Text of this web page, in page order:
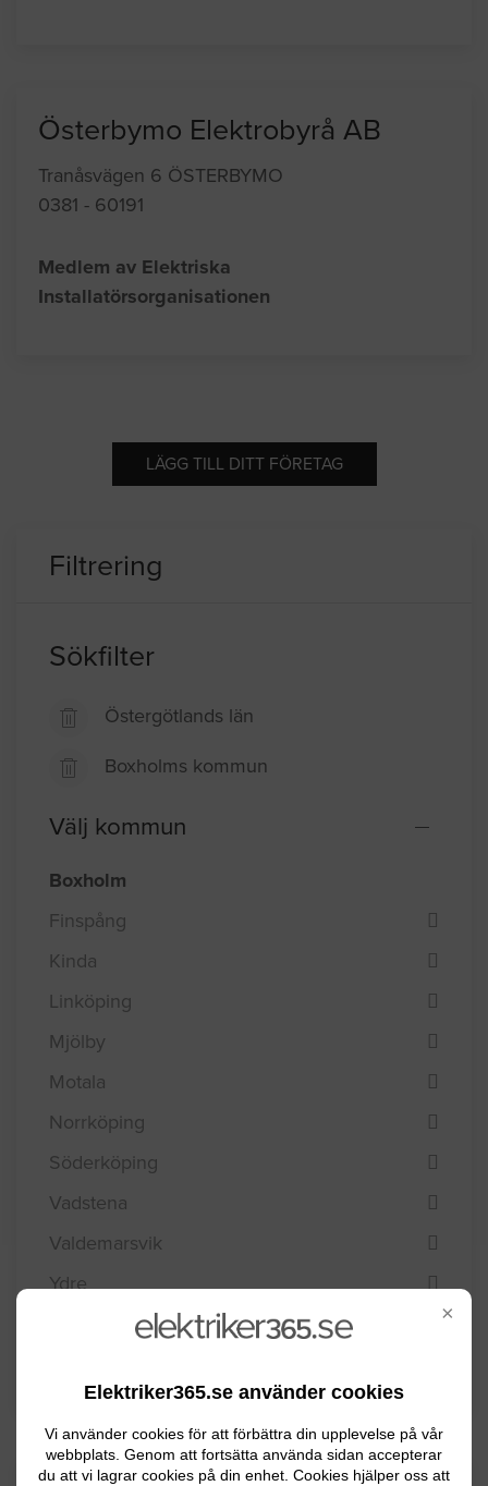
×
Elektriker365.se använder cookies
Vi använder cookies för att förbättra din upplevelse på vår
webbplats. Genom att fortsätta använda sidan accepterar
du att vi lagrar cookies på din enhet. Cookies hjälper oss att
Österbymo Elektrobyrå AB
Tranåsvägen 6 ÖSTERBYMO
0381 - 60191
Medlem av Elektriska
Installatörsorganisationen
LÄGG TILL DITT FÖRETAG
Filtrering
Sökfilter
Östergötlands län
Boxholms kommun
Välj kommun
Boxholm
Finspång
Kinda
Linköping
Mjölby
Motala
Norrköping
Söderköping
Vadstena
Valdemarsvik
Ydre
Åtvidaberg